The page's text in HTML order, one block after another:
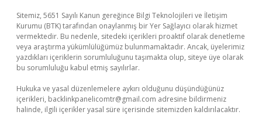
Sitemiz, 5651 Sayılı Kanun gereğince Bilgi Teknolojileri ve İletişim
Kurumu (BTK) tarafından onaylanmış bir Yer Sağlayıcı olarak hizmet
vermektedir. Bu nedenle, sitedeki içerikleri proaktif olarak denetleme
veya araştırma yükümlülüğümüz bulunmamaktadır. Ancak, üyelerimiz
yazdıkları içeriklerin sorumluluğunu taşımakta olup, siteye üye olarak
bu sorumluluğu kabul etmiş sayılırlar.
Hukuka ve yasal düzenlemelere aykırı olduğunu düşündüğünüz
içerikleri, backlinkpanelicomtr@gmail.com adresine bildirmeniz
halinde, ilgili içerikler yasal süre içerisinde sitemizden kaldırılacaktır.